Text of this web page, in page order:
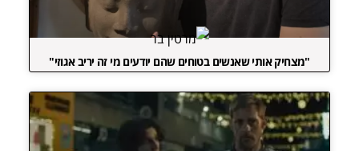
"מצחיק אותי שאנשים בטוחים שהם יודעים מי זה יריב אגוזי"